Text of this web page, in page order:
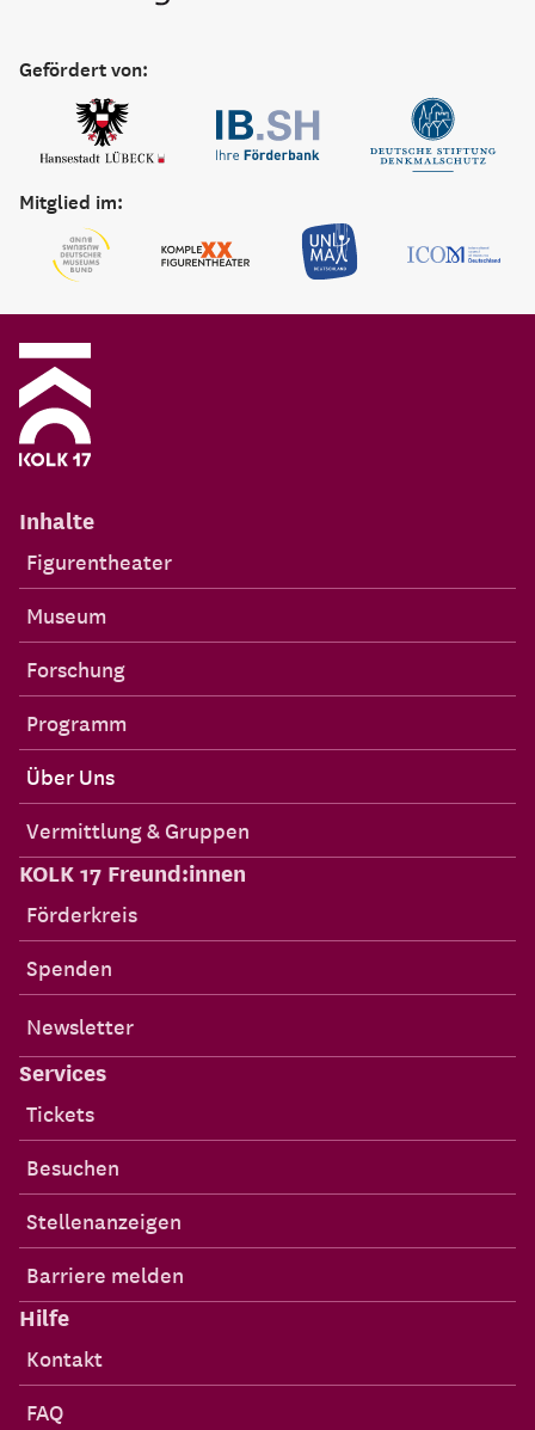
Gefördert von:
Mitglied im:
Inhalte
Figurentheater
Museum
Forschung
Programm
Über Uns
Vermittlung & Gruppen
KOLK 17 Freund:innen
Förderkreis
Spenden
Newsletter
Services
Tickets
Besuchen
Stellenanzeigen
Barriere melden
Hilfe
Kontakt
FAQ